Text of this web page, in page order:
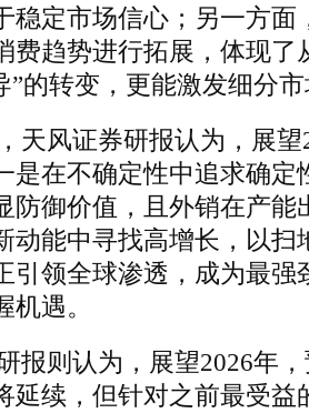
稳定市场信心；另一方面
费趋势进行拓展，体现了
”的转变，更能激发细分
天风证券研报认为，展
是在不确定性中追求确定
防御价值，且外销在产能
动能中寻找高增长，以扫
引领全球渗透，成为最强
遇。
报则认为，展望2026年
延续，但针对之前最受益